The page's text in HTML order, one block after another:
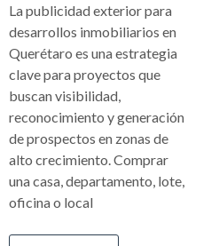
La publicidad exterior para
desarrollos inmobiliarios en
Querétaro es una estrategia
clave para proyectos que
buscan visibilidad,
reconocimiento y generación
de prospectos en zonas de
alto crecimiento. Comprar
una casa, departamento, lote,
oficina o local